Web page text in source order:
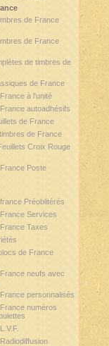
de France
de France
de timbres de
de France
à l'unité
autoadhésifs
de France
de France
Croix Rouge
Poste
Préoblitérés
Services
Taxes
de France
neufs avec
personnalisés
numéros